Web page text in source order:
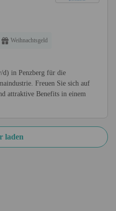
Weihnachtsgeld
d) in Penzberg für die
Freuen Sie sich auf
attraktive Benefits in einem
laden